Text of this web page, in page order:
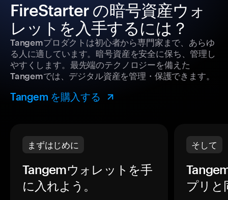
FireStarter の暗号資産ウォ
レットを入手するには？
Tangemプロダクトは初心者から専門家まで、あらゆ
る人に適しています。暗号資産を安全に保ち、管理し
やすくします。最先端のテクノロジーを備えた
Tangemでは、デジタル資産を管理・保護できます。
Tangem を購入する
まずはじめに
Tangemウォレットを手
に入れよう。
そして
プリと